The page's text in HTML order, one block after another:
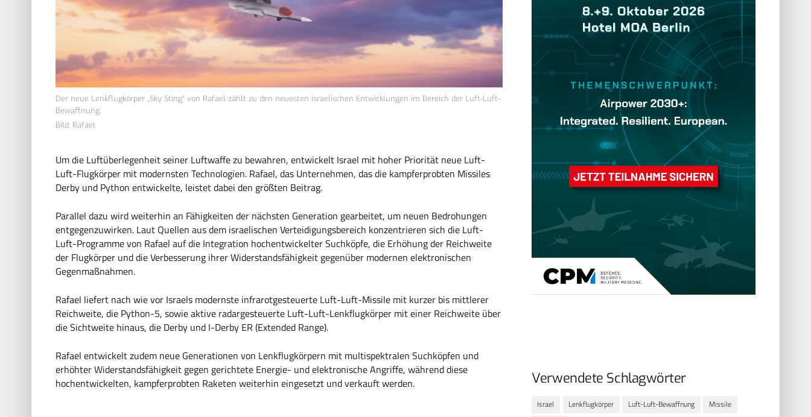
Der neue Lenkflugkörper „Sky Sting“ von Rafael zählt zu den neuesten israelischen Entwicklungen im Bereich der Luft-Luft-
Bewaffnung.
Bild: Rafael
Um die Luftüberlegenheit seiner Luftwaffe zu bewahren, entwickelt Israel mit hoher Priorität neue Luft-
Luft-Flugkörper mit modernsten Technologien. Rafael, das Unternehmen, das die kampferprobten Missiles
Derby und Python entwickelte, leistet dabei den größten Beitrag.
Parallel dazu wird weiterhin an Fähigkeiten der nächsten Generation gearbeitet, um neuen Bedrohungen
entgegenzuwirken. Laut Quellen aus dem israelischen Verteidigungsbereich konzentrieren sich die Luft-
Luft-Programme von Rafael auf die Integration hochentwickelter Suchköpfe, die Erhöhung der Reichweite
der Flugkörper und die Verbesserung ihrer Widerstandsfähigkeit gegenüber modernen elektronischen
Gegenmaßnahmen.
Rafael liefert nach wie vor Israels modernste infrarotgesteuerte Luft-Luft-Missile mit kurzer bis mittlerer
Reichweite, die Python-5, sowie aktive radargesteuerte Luft-Luft-Lenkflugkörper mit einer Reichweite über
die Sichtweite hinaus, die Derby und I-Derby ER (Extended Range).
Rafael entwickelt zudem neue Generationen von Lenkflugkörpern mit multispektralen Suchköpfen und
erhöhter Widerstandsfähigkeit gegen gerichtete Energie- und elektronische Angriffe, während diese
hochentwickelten, kampferprobten Raketen weiterhin eingesetzt und verkauft werden.
Verwendete Schlagwörter
Israel Lenkflugkörper Luft-Luft-Bewaffnung
Missile